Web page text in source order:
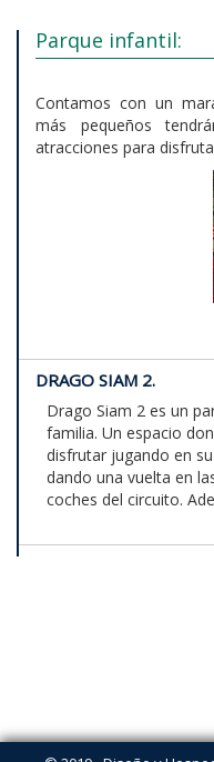
Parque infantil:
Contamos con un
más pequeños
atracciones para
DRAGO SIAM 2.
Drago Siam 2 es un
familia. Un espacio
disfrutar jugando en
dando una vuelta en
coches del circuito.